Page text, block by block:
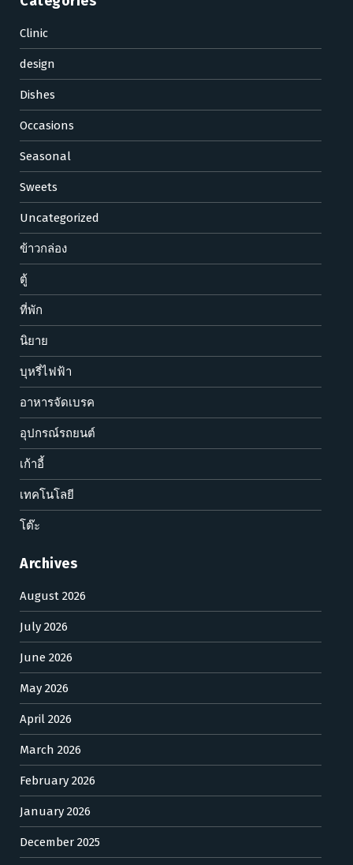
Clinic
design
Dishes
Occasions
Seasonal
Sweets
Uncategorized
ข้าวกล่อง
ตู้
ที่พัก
นิยาย
บุหรี่ไฟฟ้า
อาหารจัดเบรค
อุปกรณ์รถยนต์
เก้าอี้
เทคโนโลยี
โต๊ะ
Archives
August 2026
July 2026
June 2026
May 2026
April 2026
March 2026
February 2026
January 2026
December 2025